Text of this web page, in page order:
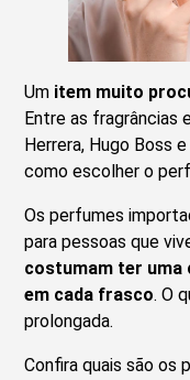
Um item muito
Entre as fragrâncias
Herrera, Hugo Boss
como escolher o
Os perfumes
para pessoas que
costumam ter uma
em cada frasco. O
prolongada.
Confira quais são os